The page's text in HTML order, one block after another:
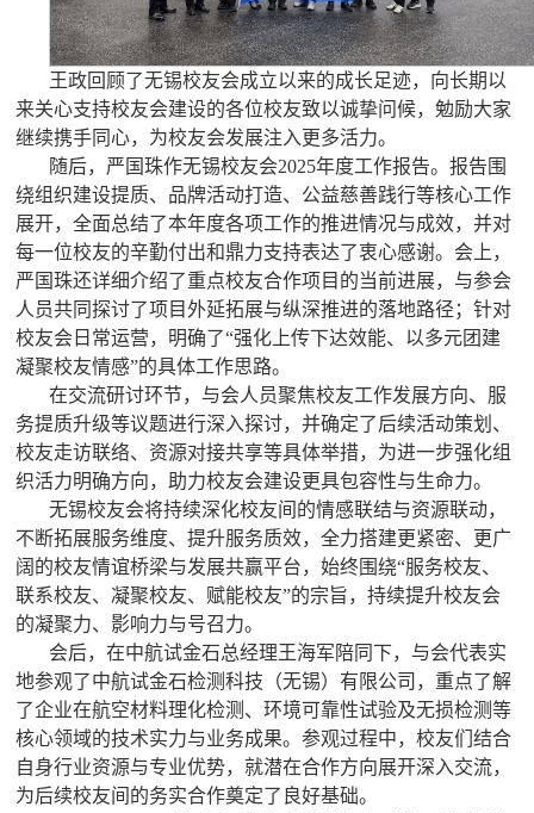
王政回顾了无锡校友会成立以来的成长足迹，向长期以
来关心支持校友会建设的各位校友致以诚挚问候，勉励大家
继续携手同心，为校友会发展注入更多活力。
随后，严国珠作无锡校友会2025年度工作报告。报告围
绕组织建设提质、品牌活动打造、公益慈善践行等核心工作
展开，全面总结了本年度各项工作的推进情况与成效，并对
每一位校友的辛勤付出和鼎力支持表达了衷心感谢。会上，
严国珠还详细介绍了重点校友合作项目的当前进展，与参会
人员共同探讨了项目外延拓展与纵深推进的落地路径；针对
校友会日常运营，明确了“强化上传下达效能、以多元团建
凝聚校友情感”的具体工作思路。
在交流研讨环节，与会人员聚焦校友工作发展方向、服
务提质升级等议题进行深入探讨，并确定了后续活动策划、
校友走访联络、资源对接共享等具体举措，为进一步强化组
织活力明确方向，助力校友会建设更具包容性与生命力。
无锡校友会将持续深化校友间的情感联结与资源联动，
不断拓展服务维度、提升服务质效，全力搭建更紧密、更广
阔的校友情谊桥梁与发展共赢平台，始终围绕“服务校友、
联系校友、凝聚校友、赋能校友”的宗旨，持续提升校友会
的凝聚力、影响力与号召力。
会后，在中航试金石总经理王海军陪同下，与会代表实
地参观了中航试金石检测科技（无锡）有限公司，重点了解
了企业在航空材料理化检测、环境可靠性试验及无损检测等
核心领域的技术实力与业务成果。参观过程中，校友们结合
自身行业资源与专业优势，就潜在合作方向展开深入交流，
为后续校友间的务实合作奠定了良好基础。